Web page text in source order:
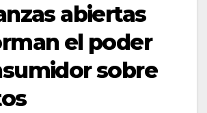
abiertas
el poder
sobre